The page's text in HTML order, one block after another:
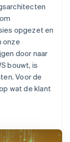
opgezet en
onze
door naar
bouwt, is
Voor de
wat de klant